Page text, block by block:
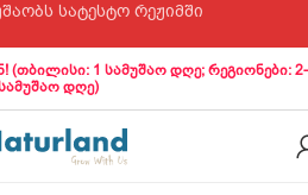
სატესტო რეჟიმში
1 სამუშაო დღე; რეგიონები: 2-
დღე)